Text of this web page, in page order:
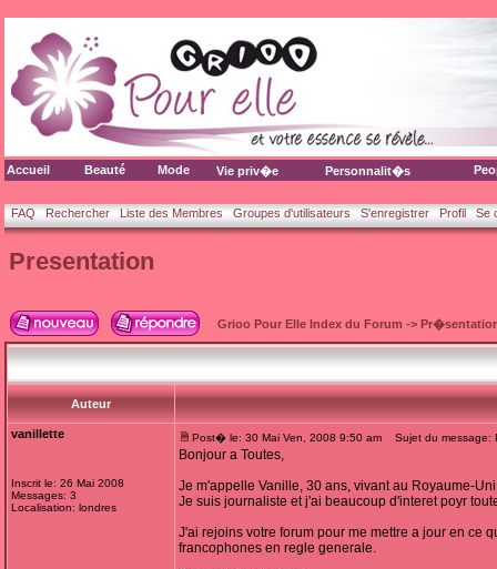
Accueil Beauté Mode Vie priv�e Personnalit�s
FAQ Rechercher Liste des Membres Groupes d'utilisateurs S'enregistrer Profil Se
Presentation
Grioo Pour Elle Index du Forum ->
Auteur
vanillette
Inscrit le: 26 Mai 2008
Messages: 3
Localisation: londres
Post� le: 30 Mai Ven, 2008 9:50 am Sujet du message:
Bonjour a Toutes,
Je m'appelle Vanille, 30 ans, vivant au Royaume-
Je suis journaliste et j'ai beaucoup d'interet poyr
J'ai rejoins votre forum pour me mettre a jour en ce
francophones en regle generale.